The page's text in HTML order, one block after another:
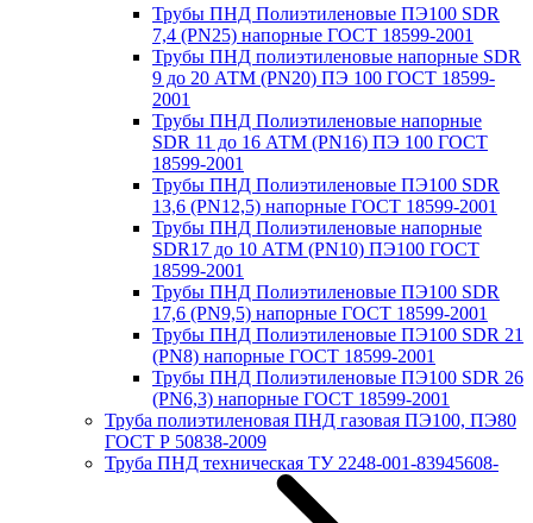
Трубы ПНД Полиэтиленовые ПЭ100 SDR
7,4 (PN25) напорные ГОСТ 18599-2001
Трубы ПНД полиэтиленовые напорные SDR
9 до 20 АТМ (PN20) ПЭ 100 ГОСТ 18599-
2001
Трубы ПНД Полиэтиленовые напорные
SDR 11 до 16 АТМ (PN16) ПЭ 100 ГОСТ
18599-2001
Трубы ПНД Полиэтиленовые ПЭ100 SDR
13,6 (PN12,5) напорные ГОСТ 18599-2001
Трубы ПНД Полиэтиленовые напорные
SDR17 до 10 АТМ (PN10) ПЭ100 ГОСТ
18599-2001
Трубы ПНД Полиэтиленовые ПЭ100 SDR
17,6 (PN9,5) напорные ГОСТ 18599-2001
Трубы ПНД Полиэтиленовые ПЭ100 SDR 21
(PN8) напорные ГОСТ 18599-2001
Трубы ПНД Полиэтиленовые ПЭ100 SDR 26
(PN6,3) напорные ГОСТ 18599-2001
Труба полиэтиленовая ПНД газовая ПЭ100, ПЭ80
ГОСТ Р 50838-2009
Труба ПНД техническая ТУ 2248-001-83945608-